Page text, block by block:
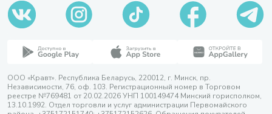
ООО «Кравт». Республика Беларусь, 220012, г. Минск, пр.
Независимости, 76, оф. 103. Регистрационный номер в Торговом
реестре №769481 от 20.02.2026 УНП 100149474 Минский горисполком,
13.10.1992. Отдел торговли и услуг администрации Первомайского